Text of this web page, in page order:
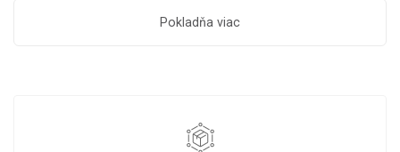
Pokladňa viac